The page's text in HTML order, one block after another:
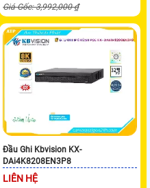
Giá Gốc: 3,992,000 ₫
Đầu Ghi Kbvision KX-
DAi4K8208EN3P8
LIÊN HỆ